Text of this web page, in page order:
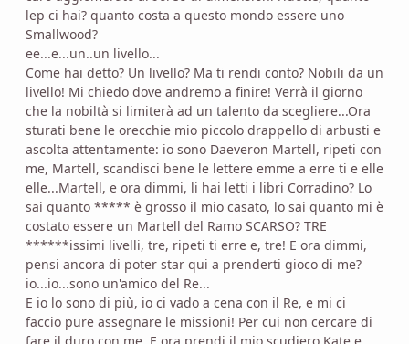
lep ci hai? quanto costa a questo mondo essere uno
Smallwood?
ee...e...un..un livello...
Come hai detto? Un livello? Ma ti rendi conto? Nobili da un
livello! Mi chiedo dove andremo a finire! Verrà il giorno
che la nobiltà si limiterà ad un talento da scegliere...Ora
sturati bene le orecchie mio piccolo drappello di arbusti e
ascolta attentamente: io sono Daeveron Martell, ripeti con
me, Martell, scandisci bene le lettere emme a erre ti e elle
elle...Martell, e ora dimmi, li hai letti i libri Corradino? Lo
sai quanto ***** è grosso il mio casato, lo sai quanto mi è
costato essere un Martell del Ramo SCARSO? TRE
******issimi livelli, tre, ripeti ti erre e, tre! E ora dimmi,
pensi ancora di poter star qui a prenderti gioco di me?
io...io...sono un'amico del Re...
E io lo sono di più, io ci vado a cena con il Re, e mi ci
faccio pure assegnare le missioni! Per cui non cercare di